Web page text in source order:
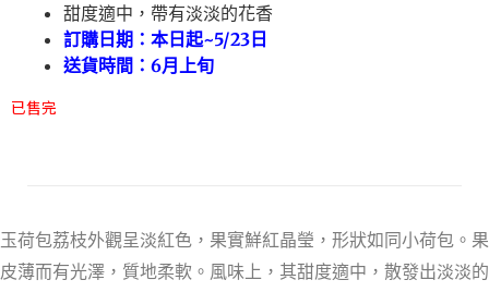
甜度適中，帶有淡淡的花香
訂購日期：本日起~5/23日
送貨時間：6月上旬
已售完
玉荷包荔枝外觀呈淡紅色，果實鮮紅晶瑩，形狀如同小荷包。果
皮薄而有光澤，質地柔軟。風味上，其甜度適中，散發出淡淡的